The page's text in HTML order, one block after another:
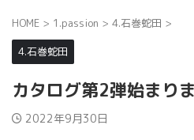
HOME > 1.passion > 4.石巻蛇田 >
4.石巻蛇田
カタログ第2弾始まり
2022年9月30日